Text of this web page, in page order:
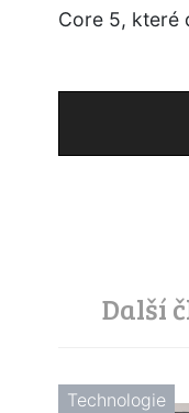
Core 5, které
Další
Technologie